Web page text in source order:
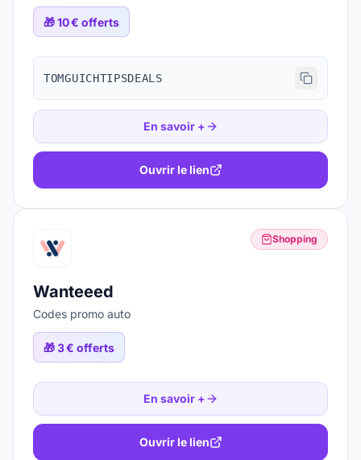
🎁10 € offerts
TOMGUICHTIPSDEALS
En savoir +
Ouvrir le lien
Shopping
Wanteeed
Codes promo auto
🎁3 € offerts
En savoir +
Ouvrir le lien